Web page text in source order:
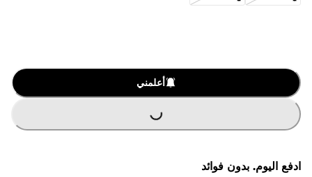
أعلمني
G
.
ادفع اليوم. بدون فوائد